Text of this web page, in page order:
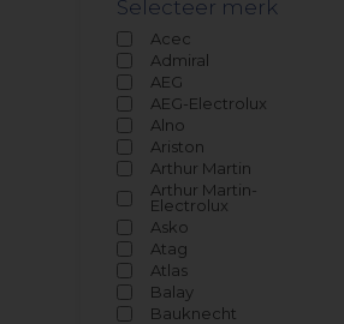
Selecteer merk
Acec
Admiral
AEG
AEG-Electrolux
Alno
Ariston
Arthur Martin
Arthur Martin-
Electrolux
Asko
Atag
Atlas
Balay
Bauknecht